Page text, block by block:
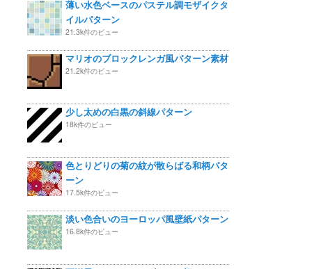
薄い水色ベースのパステル調モザイクタ
イルパターン
21.3k件のビュー
マリオのブロックレンガ風パターン素材
21.2k件のビュー
少し太めの白黒の斜線パターン
18k件のビュー
色とりどりの菊の紋が散らばる和柄パタ
ーン
17.5k件のビュー
淡い色合いのヨーロッパ風壁紙パターン
16.8k件のビュー